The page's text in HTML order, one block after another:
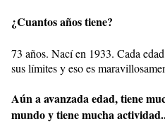
¿Cuantos años tiene?
73 años. Nací en 1933. Cada
sus límites y eso es
Aún a avanzada edad, tiene
mundo y tiene mucha